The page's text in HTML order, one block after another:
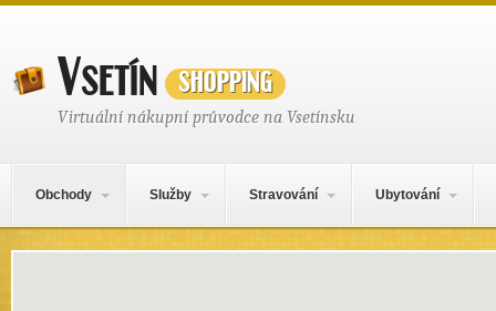
Vsetínshopping
Virtuální nákupní průvodce na Vsetínsku
Obchody Služby Stravování Ubytování
Mapa obsahu